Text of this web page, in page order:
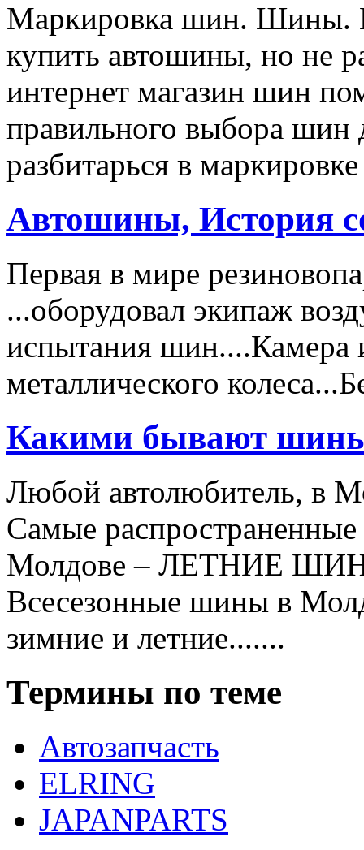
Маркировка шин. Шины.
купить автошины, но не
интернет магазин шин
правильного выбора шин
разбитарься в
Автошины, История
Первая в мире
...оборудовал экипаж
испытания шин....Камера
металлического
Какими бывают
Любой автолюбитель, в
Самые
Молдове – ЛЕТНИЕ
Всесезонные шины в
зимние и летние.......
Термины по теме
Автозапчасть
ELRING
JAPANPARTS